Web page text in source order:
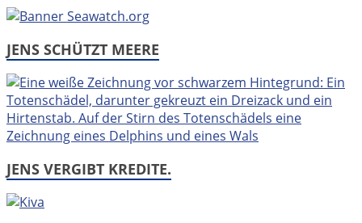
JENS SCHÜTZT MEERE
JENS VERGIBT KREDITE.